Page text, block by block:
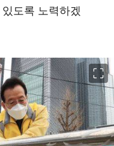
도록 노력하겠